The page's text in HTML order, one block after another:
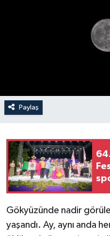
Paylaş
Gökyüzünde nadir
yaşandı. Ay, aynı anda